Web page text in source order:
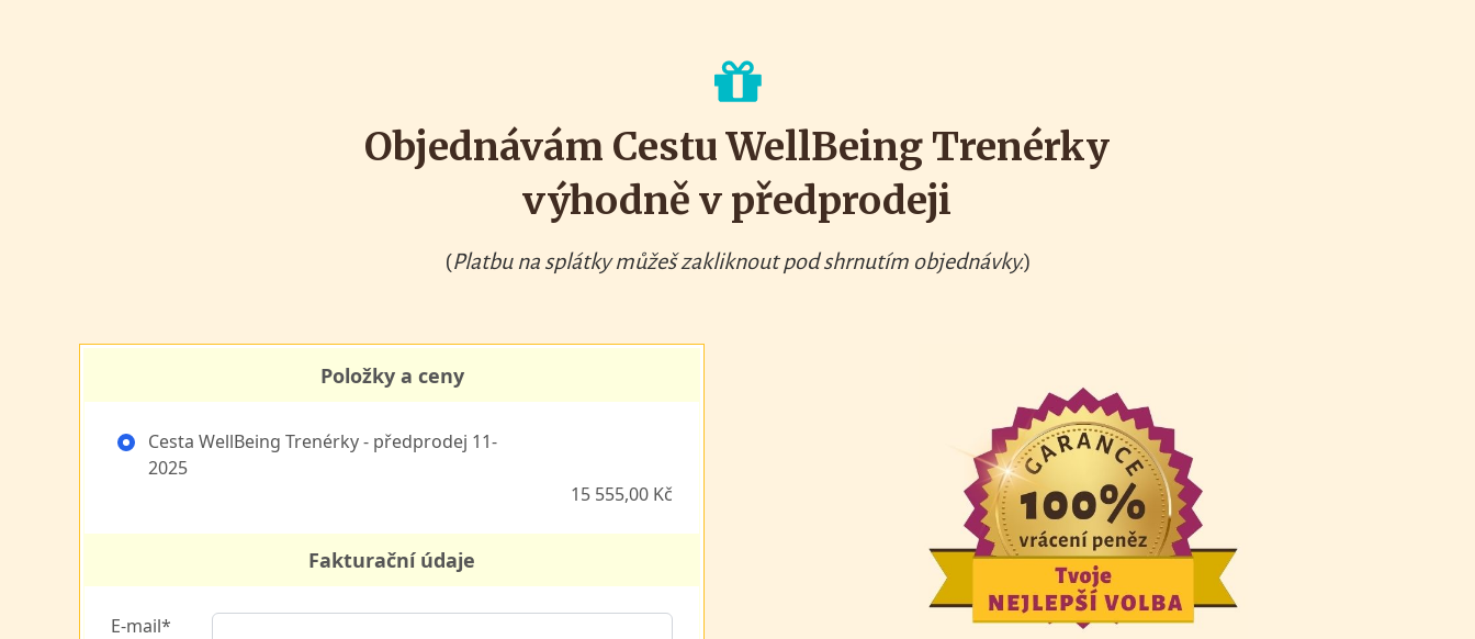
Objednávám Cestu WellBeing Trenérky
výhodně v předprodeji
(Platbu na splátky můžeš zakliknout pod shrnutím objednávky.)
Položky a ceny
Cesta WellBeing Trenérky - předprodej 11-
2025
15 555,00 Kč
Fakturační údaje
E-mail*